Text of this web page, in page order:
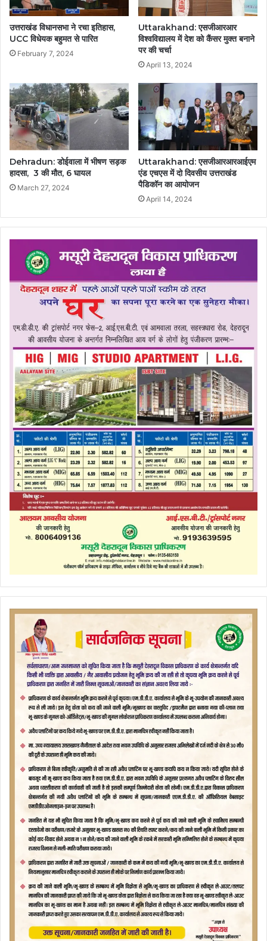
उत्तराखंड विधानसभा ने रचा इतिहास,
UCC विधेयक बहुमत से पारित
February 7, 2024
Uttarakhand: एसजीआरआर
विश्वविद्यालय में देश को कैंसर मुक्त बनाने
पर की चर्चा
April 13, 2024
Dehradun: डोईवाला में भीषण सड़क
हादसा, 3 की मौत, 6 घायल
March 27, 2024
Uttarakhand: एसजीआरआरआईएम
एंड एचएस में दो दिवसीय उत्तराखंड
पैडिकॉन का आयोजन
April 14, 2024